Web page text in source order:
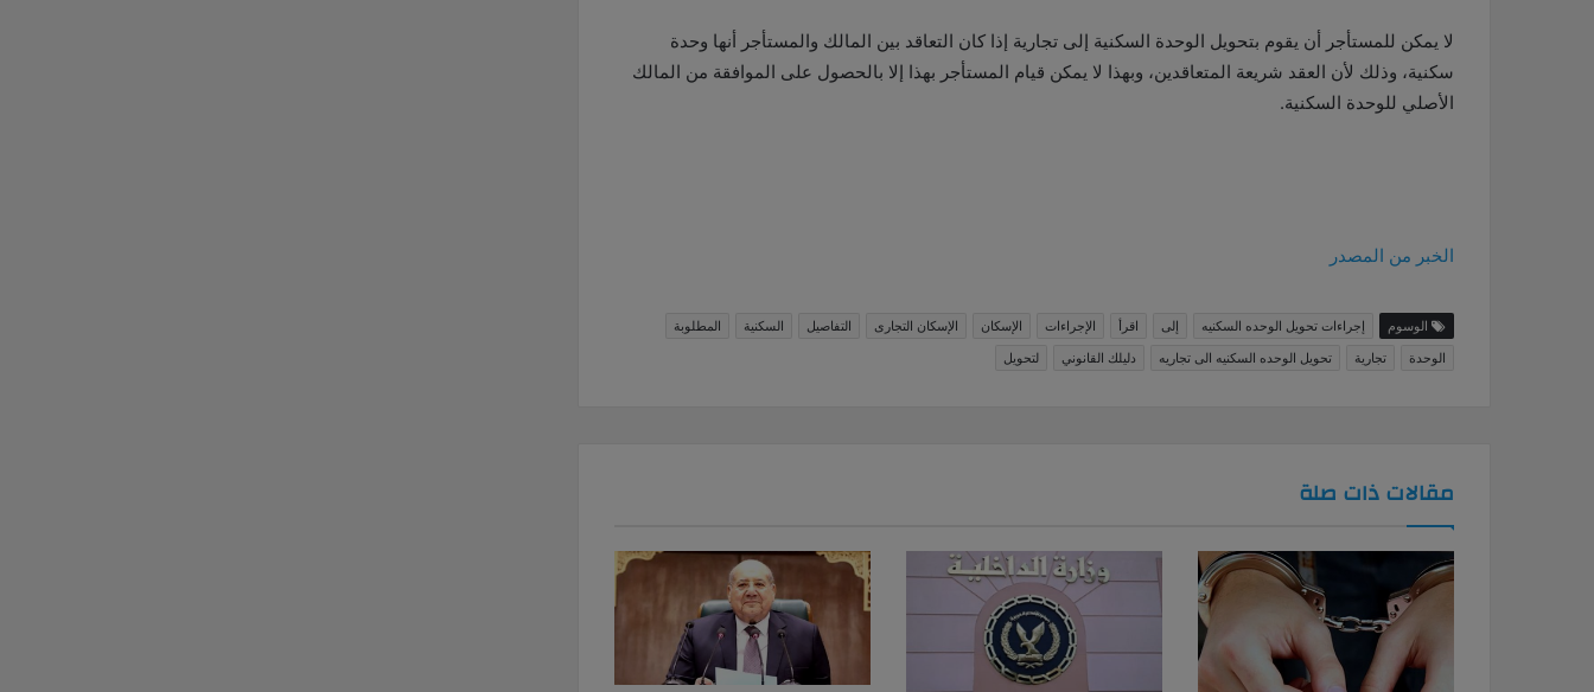
لا يمكن للمستأجر أن يقوم بتحويل الوحدة السكنية إلى تجارية إذا كان التعاقد بين المالك والمستأجر أنها وحدة
سكنية، وذلك لأن العقد شريعة المتعاقدين، وبهذا لا يمكن قيام المستأجر بهذا إلا بالحصول على الموافقة من المالك
الأصلي للوحدة السكنية.
الخبر من المصدر
الوسوم إجراءات تحويل الوحده السكنيه إلى اقرأ الإجراءات الإسكان الإسكان التجارى التفاصيل السكنية
المطلوبة
الوحدة
تجارية تحويل الوحده السكنيه الى تجاريه دليلك القانوني لتحويل
مقالات ذات صلة